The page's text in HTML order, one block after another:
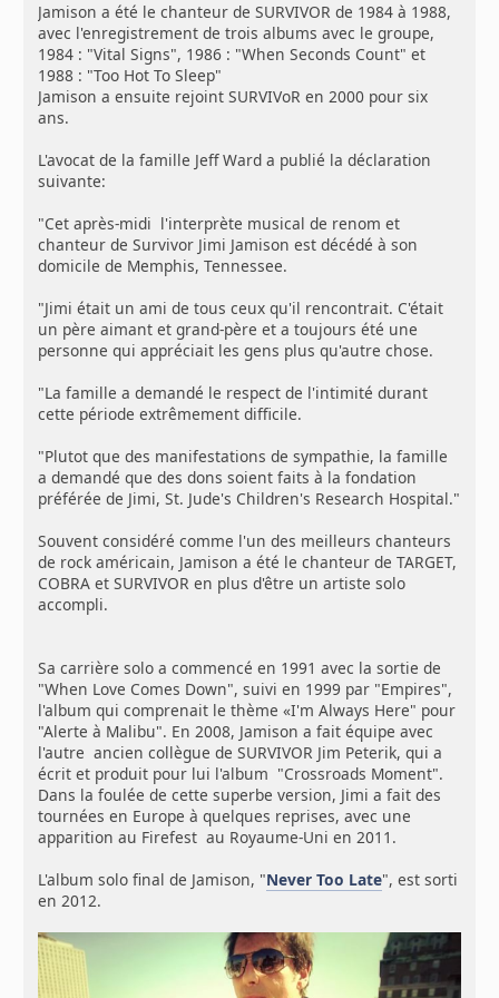
Jamison a été le chanteur de SURVIVOR de 1984 à 1988,
avec l'enregistrement de trois albums avec le groupe,
1984 : "Vital Signs", 1986 : "When Seconds Count" et
1988 : "Too Hot To Sleep"
Jamison a ensuite rejoint SURVIVoR en 2000 pour six
ans.
L'avocat de la famille Jeff Ward a publié la déclaration
suivante:
"Cet après-midi l'interprète musical de renom et
chanteur de Survivor Jimi Jamison est décédé à son
domicile de Memphis, Tennessee.
"Jimi était un ami de tous ceux qu'il rencontrait. C'était
un père aimant et grand-père et a toujours été une
personne qui appréciait les gens plus qu'autre chose.
"La famille a demandé le respect de l'intimité durant
cette période extrêmement difficile.
"Plutot que des manifestations de sympathie, la famille
a demandé que des dons soient faits à la fondation
préférée de Jimi, St. Jude's Children's Research Hospital."
Souvent considéré comme l'un des meilleurs chanteurs
de rock américain, Jamison a été le chanteur de TARGET,
COBRA et SURVIVOR en plus d'être un artiste solo
accompli.
Sa carrière solo a commencé en 1991 avec la sortie de
"When Love Comes Down", suivi en 1999 par "Empires",
l'album qui comprenait le thème «I'm Always Here" pour
"Alerte à Malibu". En 2008, Jamison a fait équipe avec
l'autre ancien collègue de SURVIVOR Jim Peterik, qui a
écrit et produit pour lui l'album "Crossroads Moment".
Dans la foulée de cette superbe version, Jimi a fait des
tournées en Europe à quelques reprises, avec une
apparition au Firefest au Royaume-Uni en 2011.
L'album solo final de Jamison, "Never Too Late", est sorti
en 2012.